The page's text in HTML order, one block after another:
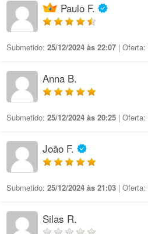
Paulo F.
Submetido: 25/12/2024 às 22:07 | Oferta:
Anna B.
Submetido: 25/12/2024 às 20:25 | Oferta:
João F.
Submetido: 25/12/2024 às 21:03 | Oferta:
Silas R.